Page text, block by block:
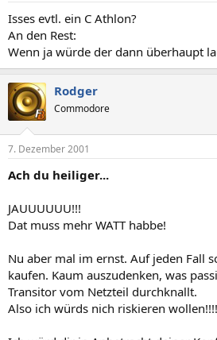
Isses evtl. ein C Athlon?
An den Rest:
Wenn ja würde der dann überhaupt
Rodger
Commodore
7. Dezember 2001
Ach du heiliger...
JAUUUUUU!!!
Dat muss mehr WATT habbe!
Nu aber mal im ernst. Auf jeden Fall
kaufen. Kaum auszudenken, was
Transitor vom Netzteil durchknallt.
Also ich würds nich riskieren